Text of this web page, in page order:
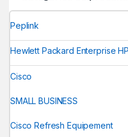
Peplink
Hewlett Packard Enterprise
Cisco
SMALL BUSINESS
Cisco Refresh Equipement